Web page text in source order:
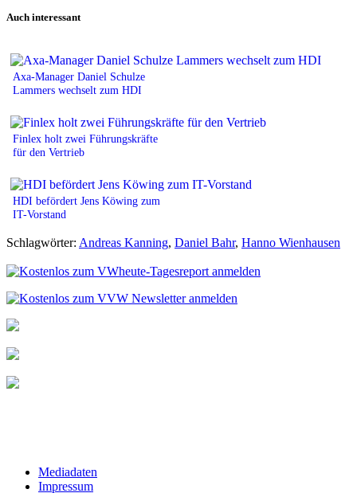
Auch interessant
Axa-Manager Daniel Schulze
Lammers wechselt zum HDI
Finlex holt zwei Führungskräfte
für den Vertrieb
HDI befördert Jens Köwing zum
IT-Vorstand
Schlagwörter: Andreas Kanning, Daniel Bahr, Hanno Wienhausen
Mediadaten
Impressum